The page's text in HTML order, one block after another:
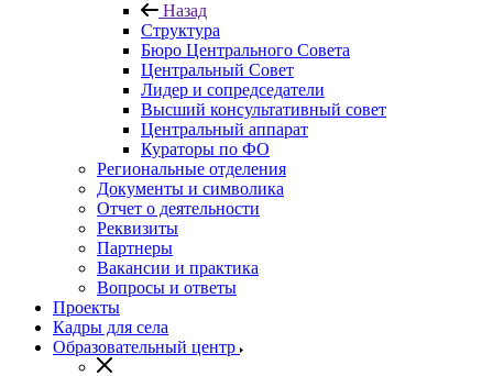
Назад
Структура
Бюро Центрального Совета
Центральный Совет
Лидер и сопредседатели
Высший консультативный совет
Центральный аппарат
Кураторы по ФО
Региональные отделения
Документы и символика
Отчет о деятельности
Реквизиты
Партнеры
Вакансии и практика
Вопросы и ответы
Проекты
Кадры для села
Образовательный центр